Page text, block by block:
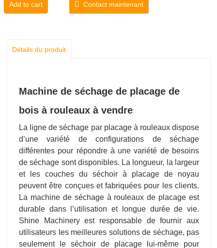
Add to cart Contact maintenant
Détails du produit
Machine de séchage de placage de
bois à rouleaux à vendre
La ligne de séchage par placage à rouleaux dispose
d’une variété de configurations de séchage
différentes pour répondre à une variété de besoins
de séchage sont disponibles. La longueur, la largeur
et les couches du séchoir à placage de noyau
peuvent être conçues et fabriquées pour les clients.
La machine de séchage à rouleaux de placage est
durable dans l’utilisation et longue durée de vie.
Shine Machinery est responsable de fournir aux
utilisateurs les meilleures solutions de séchage, pas
seulement le séchoir de placage lui-même pour